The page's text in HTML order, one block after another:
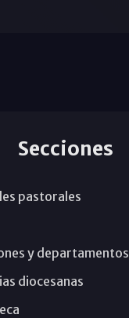
Secciones
pastorales
y departamentos
diocesanas